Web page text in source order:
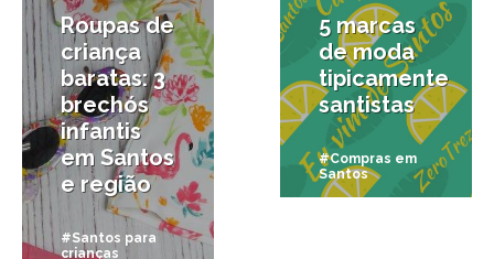
Publicar no X
Roupas de
criança
baratas: 3
brechós
infantis
em Santos
e região
#Santos para
crianças
5 marcas
de moda
tipicamente
santistas
#Compras em
Santos